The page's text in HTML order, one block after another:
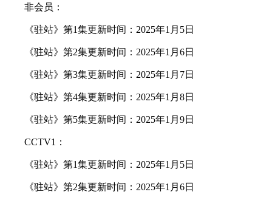
非会员：
《驻站》第1集更新时间：2025年1月5日
《驻站》第2集更新时间：2025年1月6日
《驻站》第3集更新时间：2025年1月7日
《驻站》第4集更新时间：2025年1月8日
《驻站》第5集更新时间：2025年1月9日
CCTV1：
《驻站》第1集更新时间：2025年1月5日
《驻站》第2集更新时间：2025年1月6日